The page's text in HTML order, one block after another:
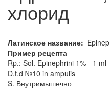
хлорид
Латинское название
Пример рецепта
Rp.: Sol. Epinephrini 1% - 1 ml
D.t.d №10 in ampulis
S. Внутримышечно